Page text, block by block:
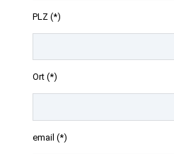
PLZ (*)
Ort (*)
email (*)